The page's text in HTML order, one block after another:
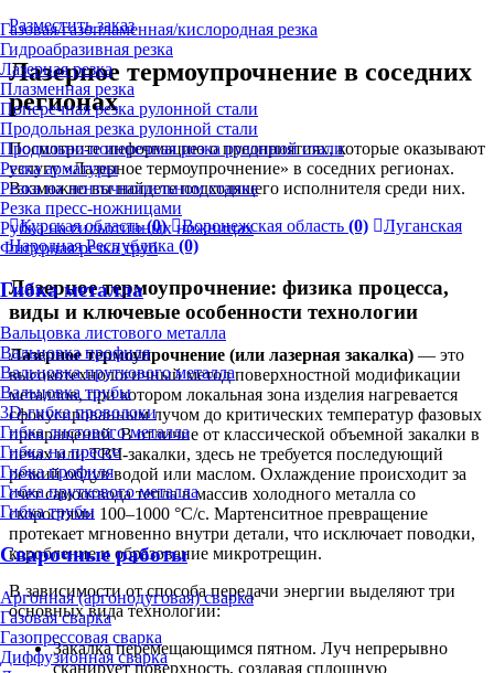
Газовая/газопламенная/кислородная резка
Гидроабразивная резка
Лазерная резка
Плазменная резка
Поперечная резка рулонной стали
Продольная резка рулонной стали
Продольно-поперечная резка рулонной стали
Резка арматуры
Резка на ленточнопильном станке
Резка пресс-ножницами
Рубка на гильотинных ножницах
Фигурная резка труб
Гибка металла
Вальцовка листового металла
Вальцовка профиля
Вальцовка пруткового металла
Вальцовка трубы
3D-гибка проволоки
Гибка листового металла
Гибка на прессе
Гибка профиля
Гибка пруткового металла
Гибка трубы
Сварочные работы
Аргонная (аргонодуговая) сварка
Газовая сварка
Газопрессовая сварка
Диффузионная сварка
Разместить заказ
Лазерное термоупрочнение в соседних
регионах
Посмотрите информацию о предприятиях, которые оказывают
услугу «Лазерное термоупрочнение» в соседних регионах.
Возможно вы найдете подходящего исполнителя среди них.
Курская область(0) Воронежская область (0)
Луганская
Народная Республика (0)
Лазерное термоупрочнение: физика процесса,
виды и ключевые особенности технологии
Лазерное термоупрочнение (или лазерная закалка) — это
высокотехнологичный метод поверхностной модификации
металлов, при котором локальная зона изделия нагревается
сфокусированным лучом до критических температур фазовых
превращений. В отличие от классической объемной закалки в
печах или ТВЧ-закалки, здесь не требуется последующий
резкий обдув водой или маслом. Охлаждение происходит за
счет самоотвода тепла в массив холодного металла со
скоростями 100–1000 °C/с. Мартенситное превращение
протекает мгновенно внутри детали, что исключает поводки,
коробление и образование микротрещин.
В зависимости от способа передачи энергии выделяют три
основных вида технологии:
Закалка перемещающимся пятном. Луч непрерывно
сканирует поверхность, создавая сплошную